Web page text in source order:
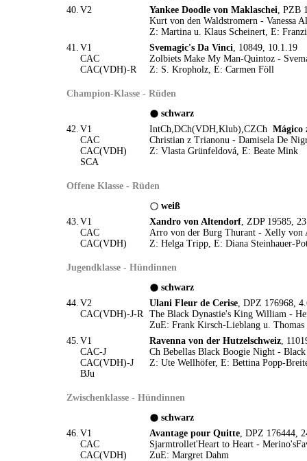
40. V2 Yankee Doodle von Maklaschei, PZB
Kurt von den Waldstromern - Vanessa
Z: Martina u. Klaus Scheinert, E:
41. V1
CAC
CAC(VDH)-R
Svemagic's Da Vinci, 10849, 10.1.19
Zolbiets Make My Man-Quintoz -
Z: S. Kropholz, E: Carmen Föll
Champion-Klasse - Rüden
schwarz
42. V1
CAC
CAC(VDH)
SCA
IntCh,DCh(VDH,Klub),CZCh Mágico
Christian z Trianonu - Damisela De
Z: Vlasta Grünfeldová, E: Beate Mink
Offene Klasse - Rüden
weiß
43. V1
CAC
CAC(VDH)
Xandro von Altendorf, ZDP 19585,
Arro von der Burg Thurant - Xelly von
Z: Helga Tripp, E: Diana Steinhauer-
Jugendklasse - Hündinnen
schwarz
44. V2
CAC(VDH)-J-R
Ulani Fleur de Cerise, DPZ 176968,
The Black Dynastie's King William -
ZuE: Frank Kirsch-Lieblang u. Thomas
45. V1
CAC-J
CAC(VDH)-J
BJu
Ravenna von der Hutzelschweiz,
Ch Bebellas Black Boogie Night -
Z: Ute Wellhöfer, E: Bettina Popp-
Zwischenklasse - Hündinnen
schwarz
46. V1
CAC
CAC(VDH)
Avantage pour Quitte, DPZ 176444,
Sjarmtrollet'Heart to Heart -
ZuE: Margret Dahm